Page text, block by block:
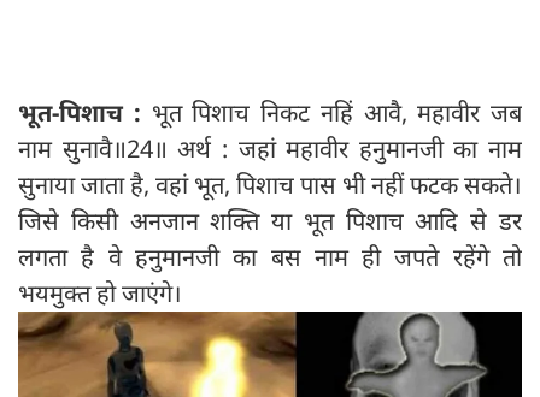
भूत-पिशाच : भूत पिशाच निकट नहिं आवै, महावीर जब
नाम सुनावै॥24॥ अर्थ : जहां महावीर हनुमानजी का नाम
सुनाया जाता है, वहां भूत, पिशाच पास भी नहीं फटक सकते।
जिसे किसी अनजान शक्ति या भूत पिशाच आदि से डर
लगता है वे हनुमानजी का बस नाम ही जपते रहेंगे तो
भय‍मुक्त हो जाएंगे।